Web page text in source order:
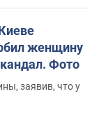
женщину
Фото
заявив, что у